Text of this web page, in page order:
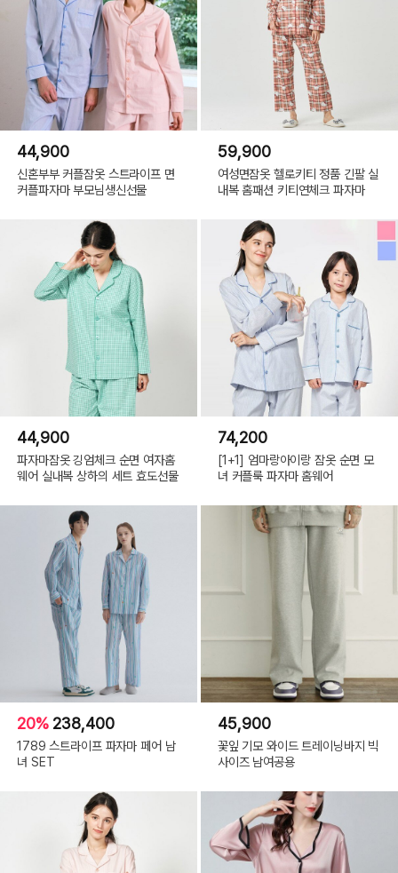
44,900
신혼부부 커플잠옷 스트라이프 면
커플파자마 부모님생신선물
59,900
여성면잠옷 헬로키티 정품 긴팔 실
내복 홈패션 키티연체크 파자마
44,900
파자마잠옷 깅엄체크 순면 여자홈
웨어 실내복 상하의 세트 효도선물
74,200
[1+1] 엄마랑아이랑 잠옷 순면 모
녀 커플룩 파자마 홈웨어
20% 238,400
1789 스트라이프 파자마 페어 남
녀 SET
45,900
꽃잎 기모 와이드 트레이닝바지 빅
사이즈 남여공용